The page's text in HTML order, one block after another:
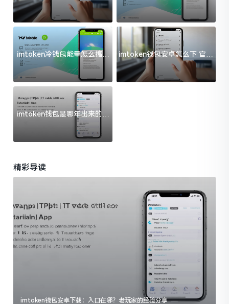
址？三步搞定不踩坑
几件事没处理好
imtoken冷钱包能量怎么搞？
过来人告诉你门道
imtoken钱包安卓怎么下 官方
渠道避坑指南
imtoken钱包是哪年出来的？
一文给你说清楚
精彩导读
imtoken钱包安卓下载：入口在哪？老玩家的经验分享